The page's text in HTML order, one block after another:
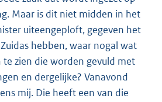
Maar is dit niet midden in het
uiteengeploft, gegeven het
hebben, waar nogal wat
te zien die worden gevuld met
en dergelijke? Vanavond
mij. Die heeft een van die